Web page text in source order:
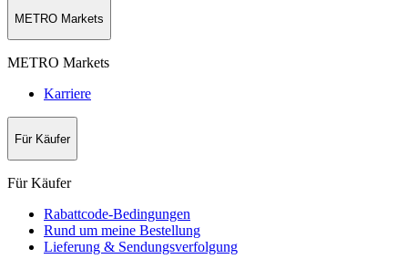
METRO Markets
METRO Markets
Karriere
Für Käufer
Für Käufer
Rabattcode-Bedingungen
Rund um meine Bestellung
Lieferung & Sendungsverfolgung